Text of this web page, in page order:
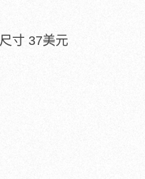
寸 37美元